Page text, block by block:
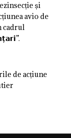
și
avio de
cadrul
de acțiune